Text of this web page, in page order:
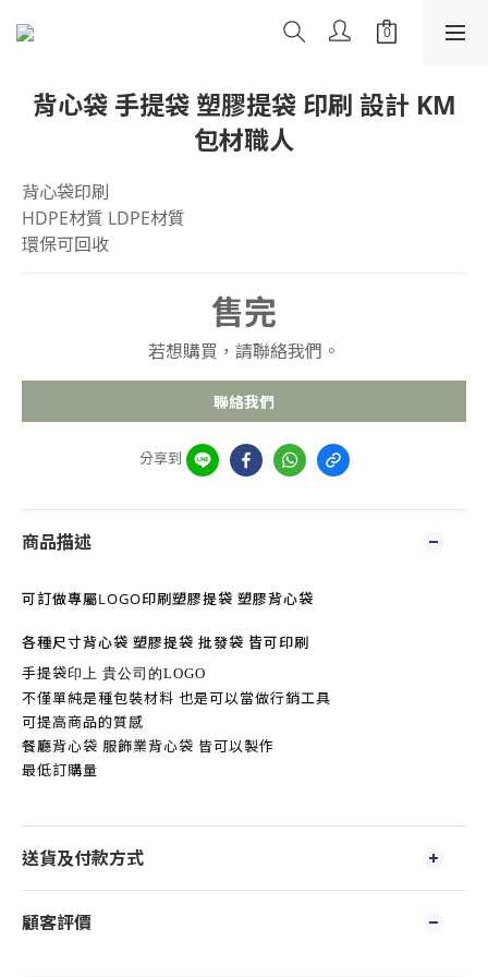
背心袋 手提袋 塑膠提袋 印刷 設計 KM
包材職人
背心袋印刷
HDPE材質 LDPE材質
環保可回收
售完
若想購買，請聯絡我們。
聯絡我們
分享到
商品描述
可訂做專屬LOGO印刷塑膠提袋 塑膠背心袋
各種尺寸背心袋 塑膠提袋 批發袋 皆可印刷
手提袋印上 貴公司 的LOGO
不僅單純是種包裝材料 也是可以當做行銷工具
可提高商品的質感
餐廳背心袋 服飾業背心袋 皆可以製作
最低訂購量
送貨及付款方式
顧客評價